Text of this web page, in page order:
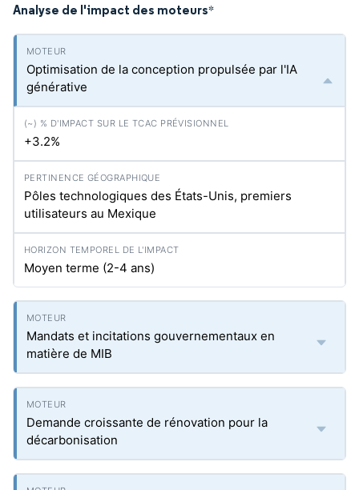
Analyse de l'impact des moteurs*
Optimisation de la conception propulsée par l'IA
générative
+3.2%
Pôles technologiques des États-Unis, premiers
utilisateurs au Mexique
Moyen terme (2-4 ans)
Mandats et incitations gouvernementaux en
matière de MIB
Demande croissante de rénovation pour la
décarbonisation